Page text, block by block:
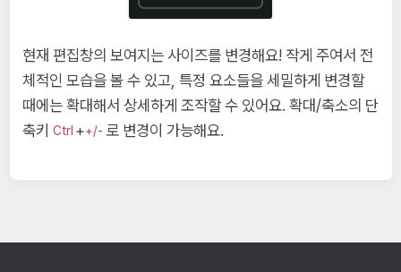
현재 편집창의 보여지는 사이즈를 변경해요! 작게 주여서 전
체적인 모습을 볼 수 있고, 특정 요소들을 세밀하게 변경할
때에는 확대해서 상세하게 조작할 수 있어요. 확대/축소의 단
축키 Ctrl ++/- 로 변경이 가능해요.